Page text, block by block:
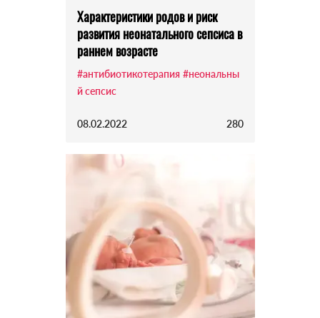
Характеристики родов и риск
развития неонатального сепсиса в
раннем возрасте
#антибиотикотерапия #неональны
й сепсис
08.02.2022 280